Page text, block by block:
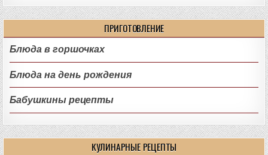
ПРИГОТОВЛЕНИЕ
Блюда в горшочках
Блюда на день рождения
Бабушкины рецепты
КУЛИНАРНЫЕ РЕЦЕПТЫ